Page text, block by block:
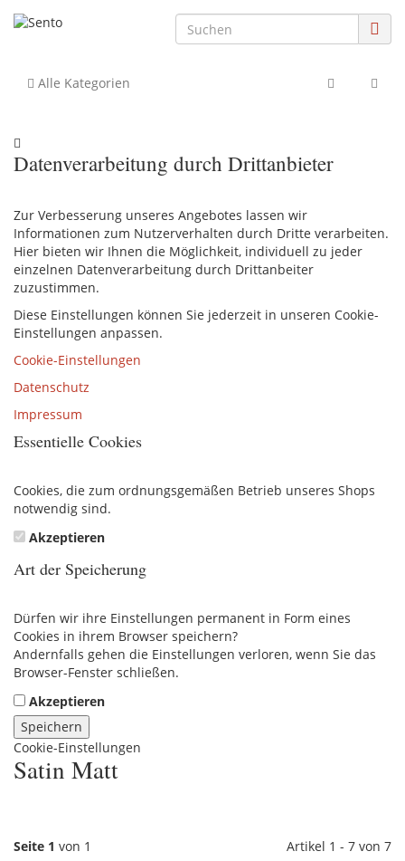
Alle Kategorien
Datenverarbeitung durch Drittanbieter
Zur Verbesserung unseres Angebotes lassen wir
Informationen zum Nutzerverhalten durch Dritte verarbeiten.
Hier bieten wir Ihnen die Möglichkeit, individuell zu jeder
einzelnen Datenverarbeitung durch Drittanbeiter
zuzustimmen.
Diese Einstellungen können Sie jederzeit in unseren Cookie-
Einstellungen anpassen.
Cookie-Einstellungen
Datenschutz
Impressum
Essentielle Cookies
Cookies, die zum ordnungsgemäßen Betrieb unseres Shops
notwendig sind.
Akzeptieren
Art der Speicherung
Dürfen wir ihre Einstellungen permanent in Form eines
Cookies in ihrem Browser speichern?
Andernfalls gehen die Einstellungen verloren, wenn Sie das
Browser-Fenster schließen.
Akzeptieren
Speichern
Cookie-Einstellungen
Satin Matt
Seite 1 von 1 Artikel 1 - 7 von 7